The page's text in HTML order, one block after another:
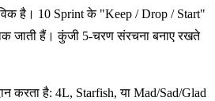
है। 10 Sprint के "Keep / Drop / Start"
जाती हैं। कुंजी 5-चरण संरचना बनाए रखते
करता है: 4L, Starfish, या Mad/Sad/Glad